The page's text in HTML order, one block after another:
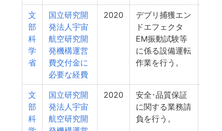
文
部
科
学
省
国立研究開
発法人宇宙
航空研究開
発機構運営
費交付金に
必要な経費
2020
デブリ捕獲エン
ドエフェクタ
EM振動試験等
に係る設備運転
作業を行う。
文
部
科
国立研究開
発法人宇宙
航空研究開
2020
安全･品質保証
に関する業務請
負を行う。